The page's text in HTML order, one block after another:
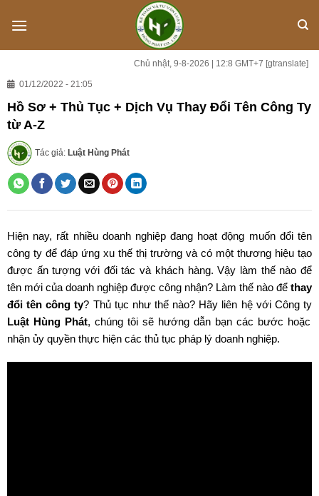
Chủ nhật, 9-8-2026 | 12:8 GMT+7 [gtranslate]
01/12/2022 - 21:05
Hồ Sơ + Thủ Tục + Dịch Vụ Thay Đổi Tên Công Ty
từ A-Z
Tác giả: Luật Hùng Phát
Hiện nay, rất nhiều doanh nghiệp đang hoạt động muốn đổi tên
công ty để đáp ứng xu thế thị trường và có một thương hiệu tạo
được ấn tượng với đối tác và khách hàng. Vậy làm thế nào để
tên mới của doanh nghiệp được công nhận? Làm thế nào để thay
đổi tên công ty? Thủ tục như thế nào? Hãy liên hệ với Công ty
Luật Hùng Phát, chúng tôi sẽ hướng dẫn bạn các bước hoặc
nhận ủy quyền thực hiện các thủ tục pháp lý doanh nghiệp.